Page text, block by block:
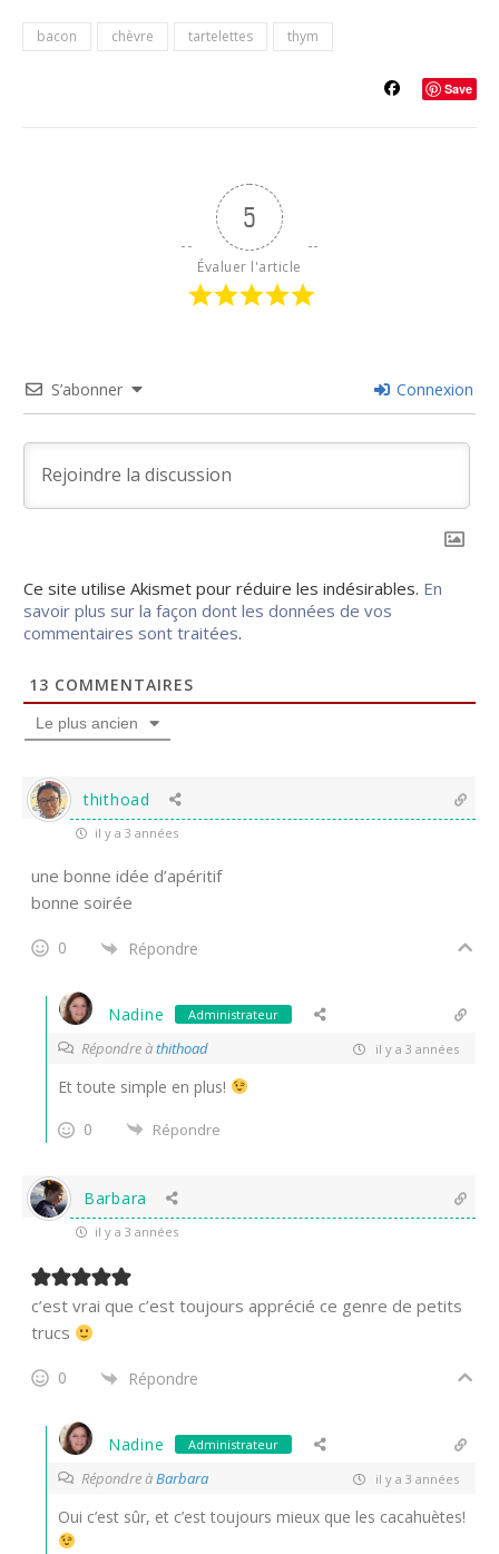
bacon chèvre tartelettes thym
Save
5
Évaluer l'article
S’abonner Connexion
Ce site utilise Akismet pour réduire les indésirables. En
savoir plus sur la façon dont les données de vos
commentaires sont traitées.
13 COMMENTAIRES
Le plus ancien
thithoad
il y a 3 années
une bonne idée d’apéritif
bonne soirée
0 Répondre
Nadine Administrateur
Répondre àthithoad il y a 3 années
Et toute simple en plus!
0
Répondre
Barbara
il y a 3 années
c’est vrai que c’est toujours apprécié ce genre de petits
trucs
0 Répondre
Nadine Administrateur
Répondre àBarbara il y a 3 années
Oui c’est sûr, et c’est toujours mieux que les cacahuètes!